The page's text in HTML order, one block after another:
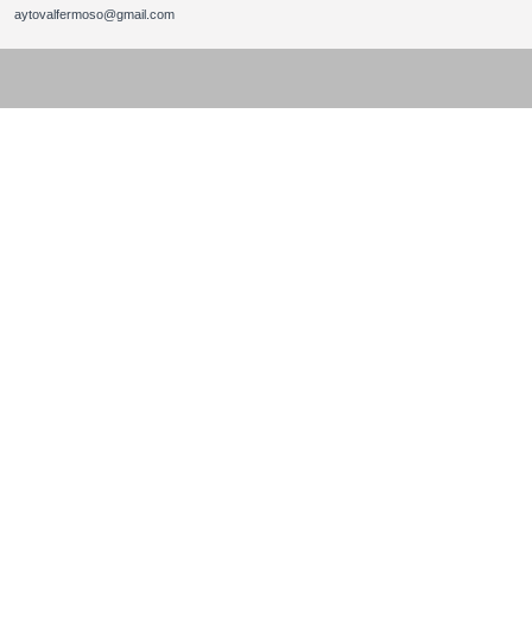
aytovalfermoso@gmail.com